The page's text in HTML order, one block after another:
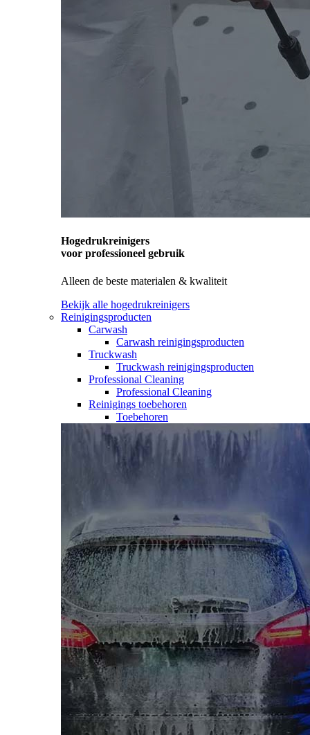
Hogedrukreinigers
voor professioneel gebruik
Alleen de beste materialen & kwaliteit
Bekijk alle hogedrukreinigers
Reinigingsproducten
Carwash
Carwash reinigingsproducten
Truckwash
Truckwash reinigingsproducten
Professional Cleaning
Professional Cleaning
Reinigings toebehoren
Toebehoren